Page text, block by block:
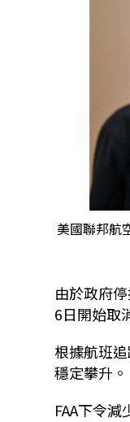
美國聯邦航
由於政府
6日開始取
根據航班
穩定攀升。
FAA下令